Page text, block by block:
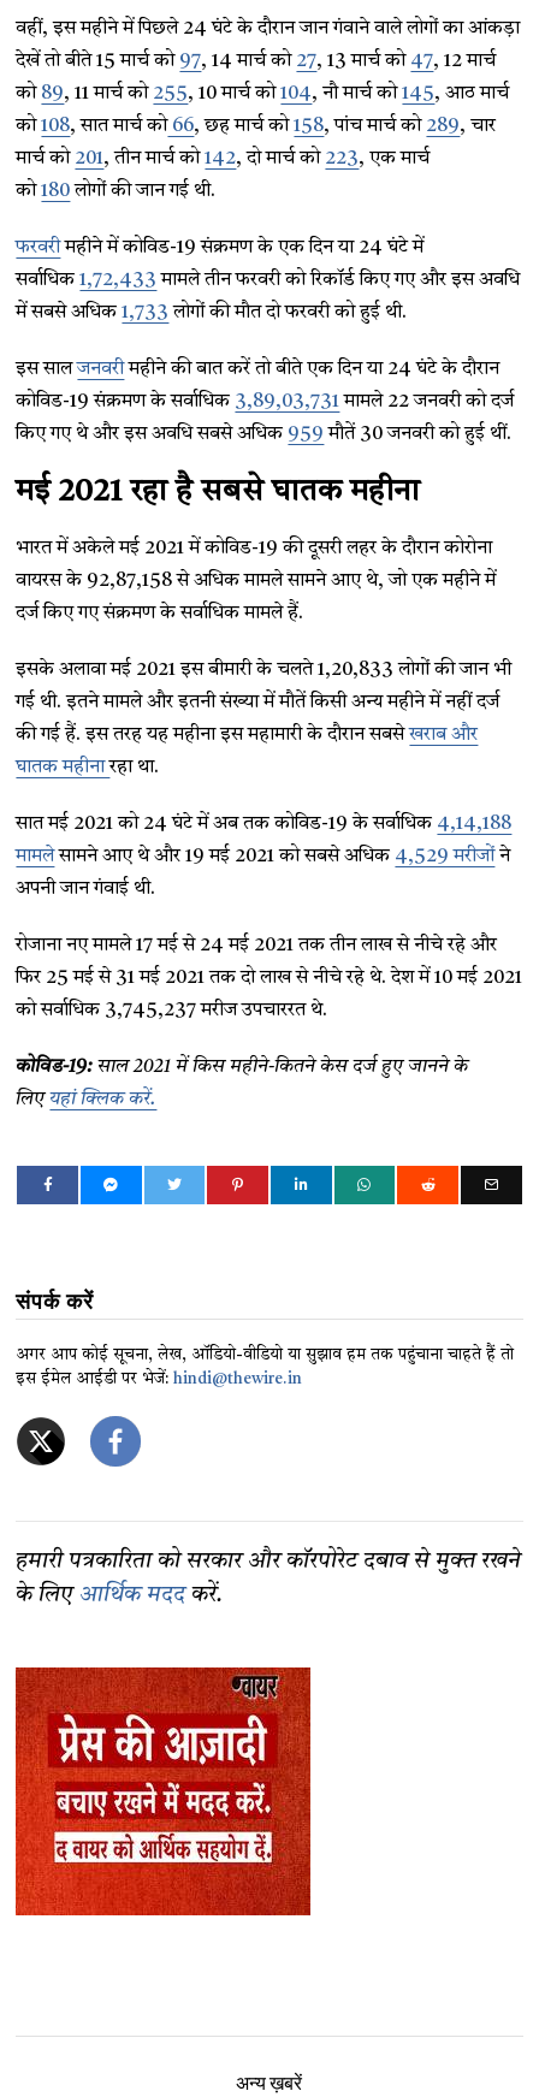
वहीं, इस महीने में पिछले 24 घंटे के दौरान जान गंवाने वाले लोगों का आंकड़ा
देखें तो बीते 15 मार्च को 97, 14 मार्च को 27, 13 मार्च को 47, 12 मार्च
को 89, 11 मार्च को 255, 10 मार्च को104, नौ मार्च को145, आठ मार्च
को108, सात मार्च को66, छह मार्च को158, पांच मार्च को 289, चार
मार्च को 201, तीन मार्च को142, दो मार्च को 223, एक मार्च
को180लोगों की जान गई थी.
फरवरीमहीने में कोविड-19 संक्रमण के एक दिन या 24 घंटे में
सर्वाधिक1,72,433 मामले तीन फरवरी को रिकॉर्ड किए गए और इस अवधि
में सबसे अधिक1,733 लोगों की मौत दो फरवरी को हुई थी.
इस सालजनवरीमहीने की बात करें तो बीते एक दिन या 24 घंटे के दौरान
कोविड-19 संक्रमण के सर्वाधिक 3,89,03,731मामले 22 जनवरी को दर्ज
किए गए थे और इस अवधि सबसे अधिक 959 मौतें 30 जनवरी को हुई थीं.
मई 2021 रहा है सबसे घातक महीना
भारत में अकेले मई 2021 में कोविड-19 की दूसरी लहर के दौरान कोरोना
वायरस के 92,87,158 से अधिक मामले सामने आए थे, जो एक महीने में
दर्ज किए गए संक्रमण के सर्वाधिक मामले हैं.
इसके अलावा मई 2021 इस बीमारी के चलते 1,20,833 लोगों की जान भी
गई थी. इतने मामले और इतनी संख्या में मौतें किसी अन्य महीने में नहीं दर्ज
की गई हैं. इस तरह यह महीना इस महामारी के दौरान सबसेखराब और
घातक महीनारहा था.
सात मई 2021 को 24 घंटे में अब तक कोविड-19 के सर्वाधिक 4,14,188
मामलेसामने आए थे और 19 मई 2021 को सबसे अधिक 4,529 मरीजोंने
अपनी जान गंवाई थी.
रोजाना नए मामले 17 मई से 24 मई 2021 तक तीन लाख से नीचे रहे और
फिर 25 मई से 31 मई 2021 तक दो लाख से नीचे रहे थे. देश में 10 मई 2021
को सर्वाधिक 3,745,237 मरीज उपचाररत थे.
कोविड-19: साल 2021 में किस महीने-कितने केस दर्ज हुए जानने के
लिएयहां क्लिक करें.
संपर्क करें
अगर आप कोई सूचना, लेख, ऑडियो-वीडियो या सुझाव हम तक पहुंचाना चाहते हैं तो
इस ईमेल आईडी पर भेजें:hindi@thewire.in
हमारी पत्रकारिता को सरकार और कॉरपोरेट दबाव से मुक्त रखने
के लिए आर्थिक मददकरें.
अन्य ख़बरें